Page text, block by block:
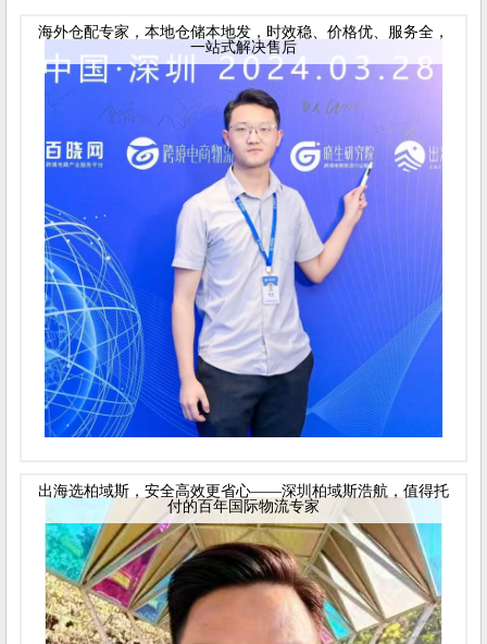
海外仓配专家，本地仓储本地发，时效稳、价格优、服务全，
一站式解决售后
出海选柏域斯，安全高效更省心——深圳柏域斯浩航，值得托
付的百年国际物流专家